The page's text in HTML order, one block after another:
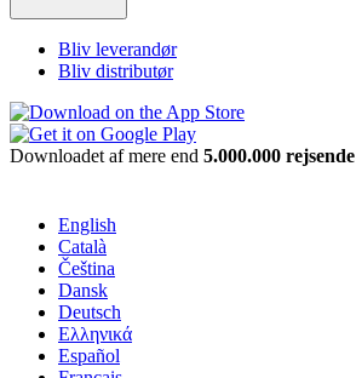
Bliv leverandør
Bliv distributør
Downloadet af mere end 5.000.000 rejsende
English
Català
Čeština
Dansk
Deutsch
Ελληνικά
Español